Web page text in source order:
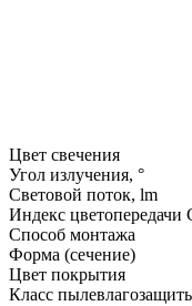
Цвет свечения
Угол излучения, °
Световой поток, lm
Индекс цветопередачи
Способ монтажа
Форма (сечение)
Цвет покрытия
Класс